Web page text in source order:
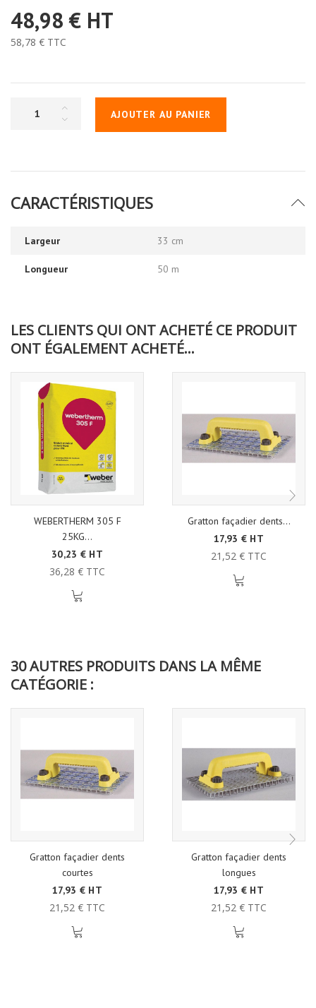
48,98 € HT
58,78 € TTC
AJOUTER AU PANIER
CARACTÉRISTIQUES
Largeur 33 cm
Longueur 50 m
LES CLIENTS QUI ONT ACHETÉ CE PRODUIT
ONT ÉGALEMENT ACHETÉ...
WEBERTHERM 305 F
25KG...
30,23 € HT
36,28 € TTC
Gratton façadier dents...
17,93 € HT
21,52 € TTC
30 AUTRES PRODUITS DANS LA MÊME
CATÉGORIE :
Gratton façadier dents
courtes
17,93 € HT
21,52 € TTC
Gratton façadier dents
longues
17,93 € HT
21,52 € TTC